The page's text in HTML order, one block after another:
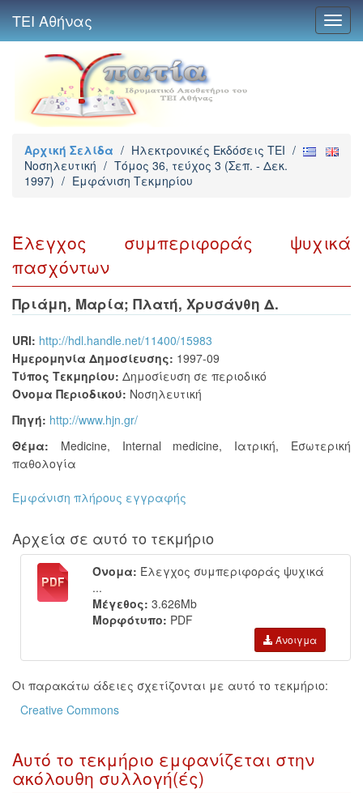
ΤΕΙ Αθήνας
Αρχική Σελίδα / Ηλεκτρονικές Εκδόσεις TEI /
Νοσηλευτική / Τόμος 36, τεύχος 3 (Σεπ. - Δεκ.
1997) / Εμφάνιση Τεκμηρίου
Έλεγχος συμπεριφοράς ψυχικά
πασχόντων
Πριάμη, Μαρία; Πλατή, Χρυσάνθη Δ.
URI: http://hdl.handle.net/11400/15983
Ημερομηνία Δημοσίευσης: 1997-09
Τύπος Τεκμηρίου: Δημοσίευση σε περιοδικό
Όνομα Περιοδικού: Νοσηλευτική
Πηγή: http://www.hjn.gr/
Θέμα:
Medicine, Internal medicine, Ιατρική, Εσωτερική
παθολογία
Εμφάνιση πλήρους εγγραφής
Αρχεία σε αυτό το τεκμήριο
Όνομα: Έλεγχος συμπεριφοράς ψυχικά
...
Μέγεθος: 3.626Mb
Μορφότυπο: PDF
Άνοιγμα
Οι παρακάτω άδειες σχετίζονται με αυτό το τεκμήριο:
Creative Commons
Αυτό το τεκμήριο εμφανίζεται στην
ακόλουθη συλλογή(ές)